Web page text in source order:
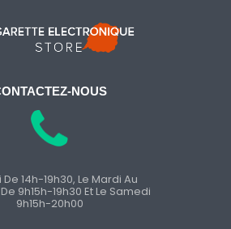
NOUS
De 14h-19h30, Le Mardi Au
9h15h-19h30 Et Le Samedi
9h15h-20h00